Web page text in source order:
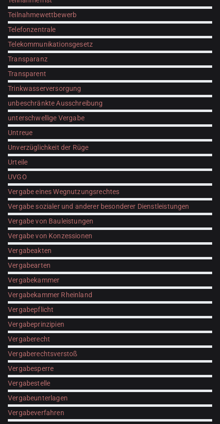
Teilnahmewettbewerb
Telefonzentrale
Telekommunikationsgesetz
Transparanz
Transparent
Trinkwasserversorgung
unbeschränkte Ausschreibung
unterschwellige Vergabe
Untreue
Unverzüglichkeit der Rüge
Urteile
UVGO
Vergabe eines Wegnutzungsrechtes
Vergabe sozialer und anderer besonderer Dienstleistungen
Vergabe von Bauleistungen
Vergabe von Konzessionen
Vergabeakten
Vergabearten
Vergabekammer
Vergabekammer Rheinland
Vergabepflicht
Vergabeprinzipien
Vergaberecht
Vergaberechtsverstoß
Vergabesperre
Vergabestelle
Vergabeunterlagen
Vergabeverfahren